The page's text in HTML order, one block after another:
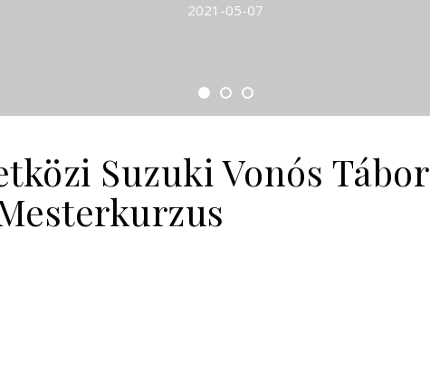
2021-05-07
Suzuki Vonós Tábor